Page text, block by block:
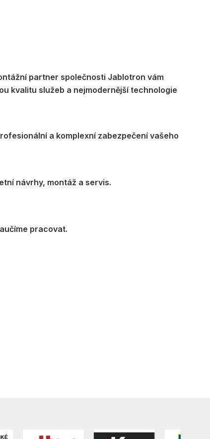
partner společnosti Jablotron vám
kvalitu služeb a nejmodernější technologie
a komplexní zabezpečení vašeho
návrhy, montáž a servis.
pracovat.